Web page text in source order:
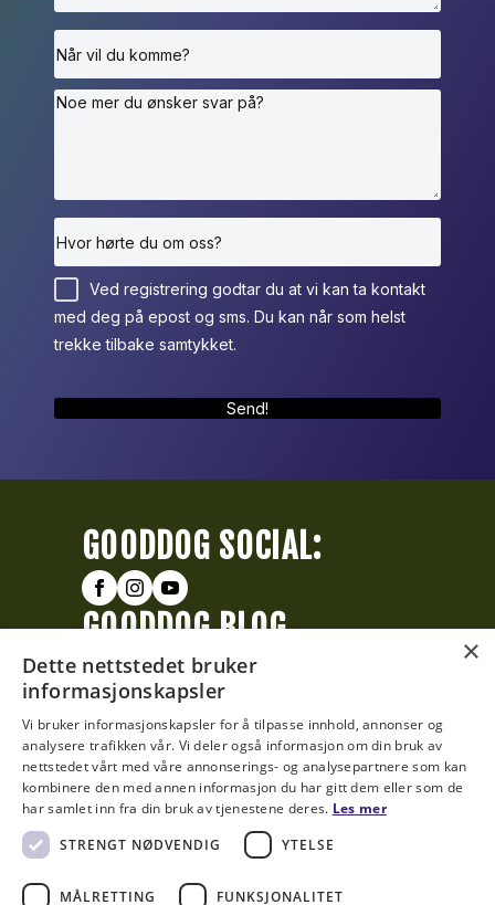
Ved registrering godtar du at vi kan ta kontakt
med deg på epost og sms. Du kan når som helst
trekke tilbake samtykket.
Send!
GOODDOG SOCIAL:
GOODDOG BLOG
Stimuler mer!
Myter og fakta i
hundeverdenen
GOODDOG HUB
MÅNEDEN »
×
Dette nettstedet bruker
informasjonskapsler
Vi bruker informasjonskapsler for å tilpasse innhold, annonser og
analysere trafikken vår. Vi deler også informasjon om din bruk av
nettstedet vårt med våre annonserings- og analysepartnere som kan
kombinere den med annen informasjon du har gitt dem eller som de
har samlet inn fra din bruk av tjenestene deres. Les mer
STRENGT NØDVENDIG
YTELSE
MÅLRETTING FUNKSJONALITET